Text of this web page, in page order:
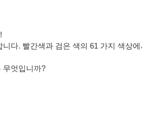
다. 빨간색과 검은 색의 61 가지 색상
무엇입니까?